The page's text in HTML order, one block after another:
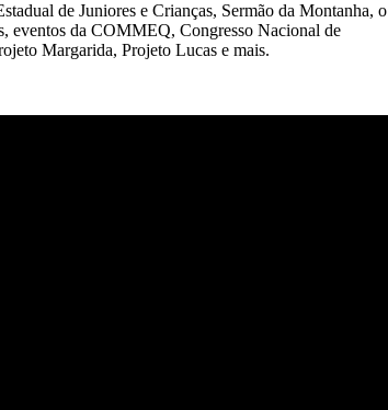
de Juniores e Crianças, Sermão da Montanha, o
eventos da COMMEQ, Congresso Nacional de
Margarida, Projeto Lucas e mais.